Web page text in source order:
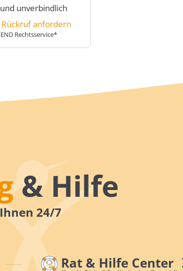
unverbindlich
anfordern
Rechtsservice*
& Hilfe
24/7
Rat & Hilfe Center